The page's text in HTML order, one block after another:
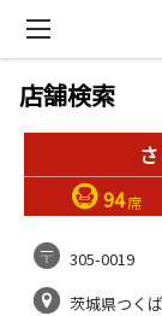
店舗検索
94席
305-0019
茨城県つく